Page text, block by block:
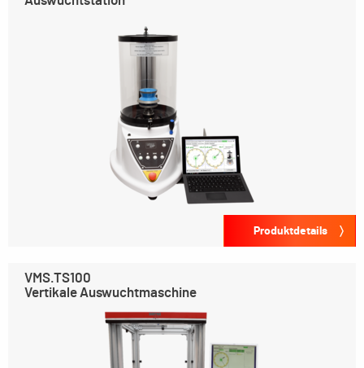
Produktdetails
VMS.TS100
Vertikale Auswuchtmaschine